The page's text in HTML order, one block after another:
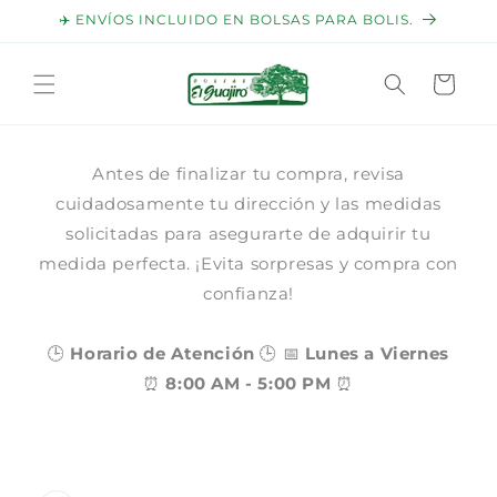
directamente
✈️ ENVÍOS INCLUIDO EN BOLSAS PARA BOLIS.
Carrito
Antes de finalizar tu compra, revisa
cuidadosamente tu dirección y las medidas
solicitadas para asegurarte de adquirir tu
medida perfecta. ¡Evita sorpresas y compra con
confianza!
🕒 Horario de Atención 🕒 📅 Lunes a Viernes
⏰8:00 AM - 5:00 PM ⏰